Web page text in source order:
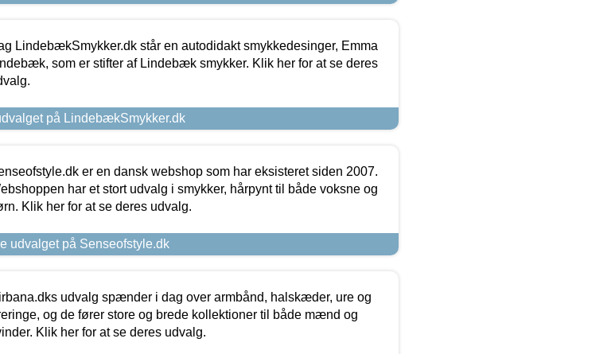
LindebækSmykker.dk står en autodidakt smykkedesinger, Emma
som er stifter af Lindebæk smykker. Klik her for at se deres
på LindebækSmykker.dk
er en dansk webshop som har eksisteret siden 2007.
har et stort udvalg i smykker, hårpynt til både voksne og
Klik her for at se deres udvalg.
udvalget på Senseofstyle.dk
udvalg spænder i dag over armbånd, halskæder, ure og
og de fører store og brede kollektioner til både mænd og
Klik her for at se deres udvalg.